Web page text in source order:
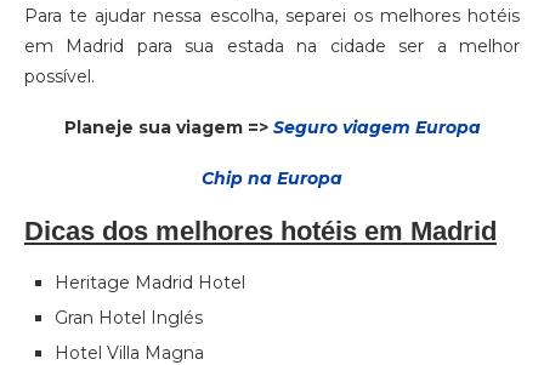
Para te ajudar nessa escolha, separei os melhores hotéis
em Madrid para sua estada na cidade ser a melhor
possível.
Planeje sua viagem => Seguro viagem Europa
Chip na Europa
Dicas dos melhores hotéis em Madrid
Heritage Madrid Hotel
Gran Hotel Inglés
Hotel Villa Magna